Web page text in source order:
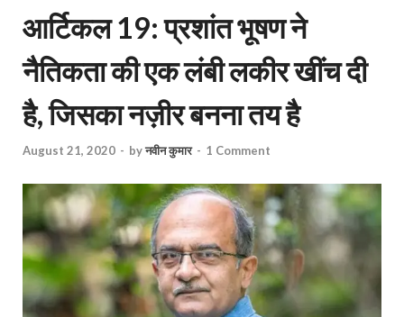
आर्टिकल 19: प्रशांत भूषण ने
नैतिकता की एक लंबी लकीर खींच दी
है, जिसका नज़ीर बनना तय है
August 21, 2020 - byनवीन कुमार - 1 Comment